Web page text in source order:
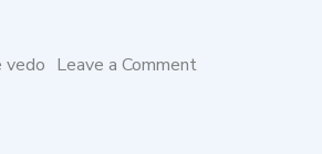
vedo Leave a Commenton